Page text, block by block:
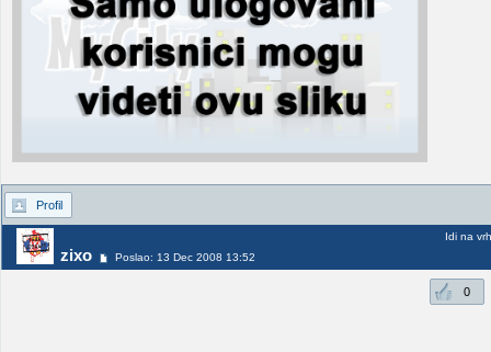
Profil
zixo Poslao: 13 Dec 2008 13:52
Idi na vrh
0